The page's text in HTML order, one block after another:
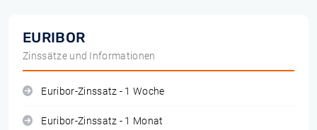
EURIBOR
Zinssätze und Informationen
Euribor-Zinssatz - 1 Woche
Euribor-Zinssatz - 1 Monat